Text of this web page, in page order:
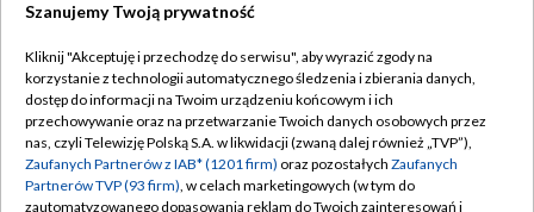
TVP
Abonament TVP
Emisja w TVP
Centrum informacji TVP
Regulamin TVP
Polityka prywatności
Moje zgody
Szanujemy Twoją prywatność
Kliknij "Akceptuję i przechodzę do serwisu", aby wyrazić zgody na
korzystanie z technologii automatycznego śledzenia i zbierania danych,
dostęp do informacji na Twoim urządzeniu końcowym i ich
przechowywanie oraz na przetwarzanie Twoich danych osobowych przez
nas, czyli Telewizję Polską S.A. w likwidacji (zwaną dalej również „TVP”),
Zaufanych Partnerów z IAB* (1201 firm) oraz pozostałych Zaufanych
Partnerów TVP (93 firm), w celach marketingowych (w tym do
zautomatyzowanego dopasowania reklam do Twoich zainteresowań i